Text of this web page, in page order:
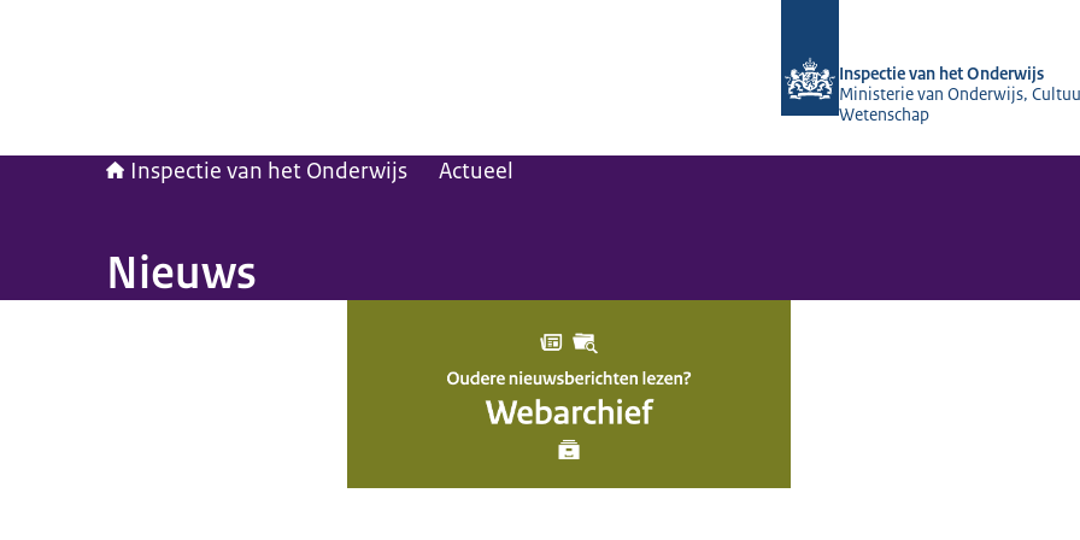
Inspectie van het Onderwijs
Ministerie van Onderwijs,
Wetenschap
Inspectie van het Onderwijs Actueel
Nieuws